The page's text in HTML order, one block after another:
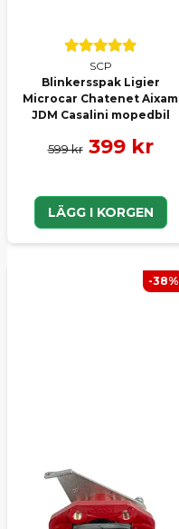
SCP
Blinkersspak Ligier
Microcar Chatenet Aixam
JDM Casalini mopedbil
599 kr 399 kr
LÄGG I KORGEN
-38%